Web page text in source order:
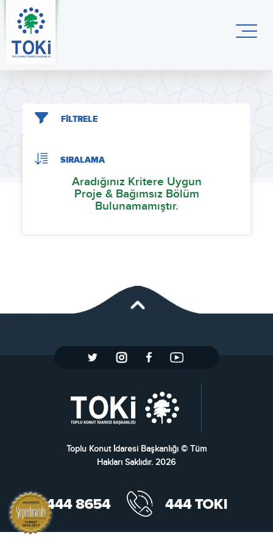
FİLTRELE
SIRALAMA
Aradığınız Kritere Uygun
Proje & Bağımsız Bölüm
Bulunamamıştır.
Toplu Konut İdaresi Başkanlığı © Tüm
Hakları Saklıdır. 2026